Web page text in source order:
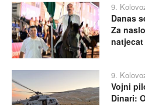
9.
Danas
Za
natjecat
9.
Vojni
Dinari: